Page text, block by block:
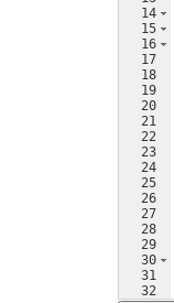
14
15
16
17
18
19
20
21
22
23
24
25
26
27
28
29
30
31
32